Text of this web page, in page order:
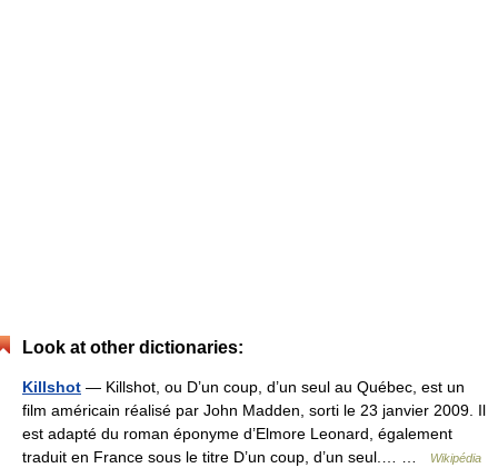
Look at other dictionaries:
Killshot — Killshot, ou D’un coup, d’un seul au Québec, est un
film américain réalisé par John Madden, sorti le 23 janvier 2009. Il
est adapté du roman éponyme d’Elmore Leonard, également
traduit en France sous le titre D’un coup, d’un seul.… …
Wikipédia